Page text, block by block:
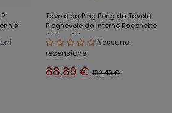
Tavolo da Ping Pong da Tavolo
Pieghevole da Interno Racchette
Palline Rete
Nessuna
recensione
88,89 € 102,40 €